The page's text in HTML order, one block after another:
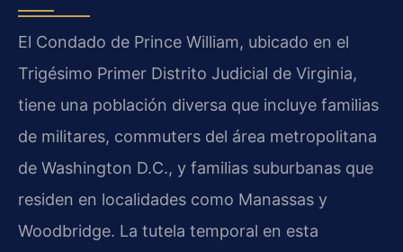
El Condado de Prince William, ubicado en el
Trigésimo Primer Distrito Judicial de Virginia,
tiene una población diversa que incluye familias
de militares, commuters del área metropolitana
de Washington D.C., y familias suburbanas que
residen en localidades como Manassas y
Woodbridge. La tutela temporal en esta